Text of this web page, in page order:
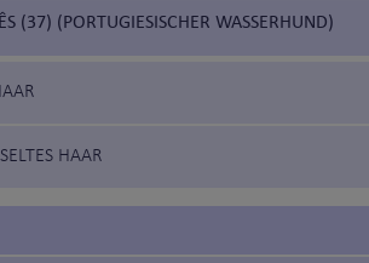
(37) (PORTUGIESISCHER WASSERHUND)
HAAR